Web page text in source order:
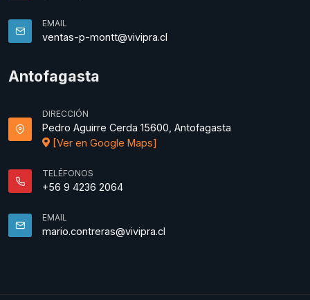
EMAIL
ventas-p-montt@vivipra.cl
Antofagasta
DIRECCIÓN
Pedro Aguirre Cerda 15600, Antofagasta
[Ver en Google Maps]
TELÉFONOS
+56 9 4236 2064
EMAIL
mario.contreras@vivipra.cl